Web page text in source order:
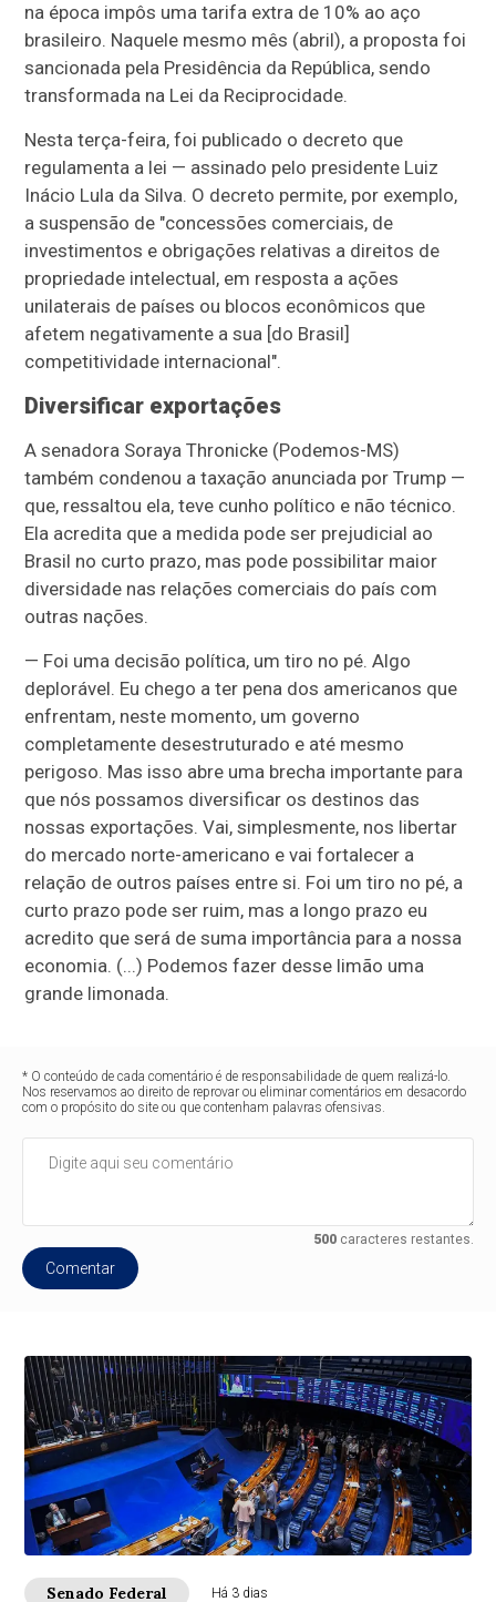
na época impôs uma tarifa extra de 10% ao aço
brasileiro. Naquele mesmo mês (abril), a proposta foi
sancionada pela Presidência da República, sendo
transformada na Lei da Reciprocidade.
Nesta terça-feira, foi publicado o decreto que
regulamenta a lei — assinado pelo presidente Luiz
Inácio Lula da Silva. O decreto permite, por exemplo,
a suspensão de "concessões comerciais, de
investimentos e obrigações relativas a direitos de
propriedade intelectual, em resposta a ações
unilaterais de países ou blocos econômicos que
afetem negativamente a sua [do Brasil]
competitividade internacional".
Diversificar exportações
A senadora Soraya Thronicke (Podemos-MS)
também condenou a taxação anunciada por Trump —
que, ressaltou ela, teve cunho político e não técnico.
Ela acredita que a medida pode ser prejudicial ao
Brasil no curto prazo, mas pode possibilitar maior
diversidade nas relações comerciais do país com
outras nações.
— Foi uma decisão política, um tiro no pé. Algo
deplorável. Eu chego a ter pena dos americanos que
enfrentam, neste momento, um governo
completamente desestruturado e até mesmo
perigoso. Mas isso abre uma brecha importante para
que nós possamos diversificar os destinos das
nossas exportações. Vai, simplesmente, nos libertar
do mercado norte-americano e vai fortalecer a
relação de outros países entre si. Foi um tiro no pé, a
curto prazo pode ser ruim, mas a longo prazo eu
acredito que será de suma importância para a nossa
economia. (...) Podemos fazer desse limão uma
grande limonada.
* O conteúdo de cada comentário é de responsabilidade de quem realizá-lo.
Nos reservamos ao direito de reprovar ou eliminar comentários em desacordo
com o propósito do site ou que contenham palavras ofensivas.
500caracteres restantes.
Comentar
Senado Federal Há 3 dias